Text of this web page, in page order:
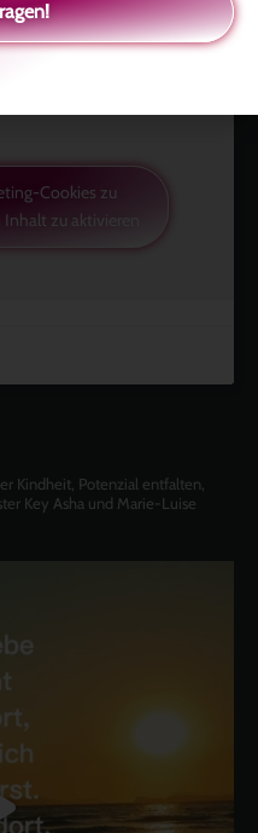
Cookies zu
zu aktivieren
Kindheit, Potenzial entfalten,
Key Asha und Marie-Luise